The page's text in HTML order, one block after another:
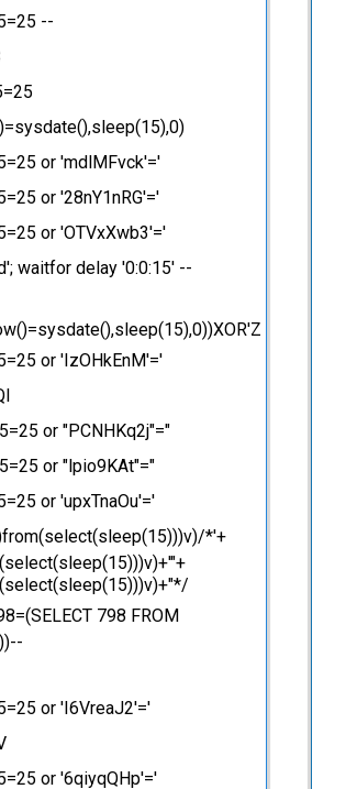
--
or 'mdlMFvck'='
or '28nY1nRG'='
or 'OTVxXwb3'='
waitfor delay '0:0:15' --
or 'IzOHkEnM'='
or "PCNHKq2j"="
or "lpio9KAt"="
or 'upxTnaOu'='
*'+
798 FROM
or 'I6VreaJ2'='
or '6qiyqQHp'='